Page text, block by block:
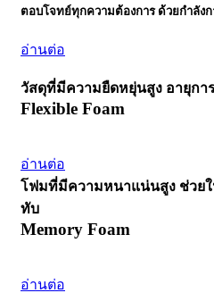
ตอบโจทย์ทุกความต้องการ ด้วยกำลัง
อ่านต่อ
วัสดุที่มีความยืดหยุ่นสูง อายุกา
Flexible Foam
อ่านต่อ
โฟมที่มีความหนาแน่นสูง ช่วยใ
ทับ
Memory Foam
อ่านต่อ